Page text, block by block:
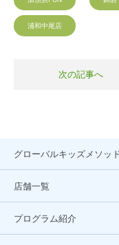
浦和中尾店
次の記事へ
グローバルキッズメソッ
店舗一覧
プログラム紹介